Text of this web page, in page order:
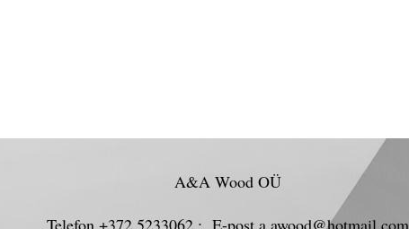
A&A Wood OÜ
Telefon +372 5233062 ; E-post a.awood@hotmail.com